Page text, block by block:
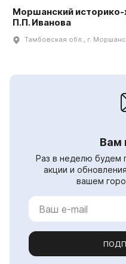
Моршанский
П.П. Иванова
Тамбовская обл., г.
Вам
Раз в неделю будем
акции и
вашем